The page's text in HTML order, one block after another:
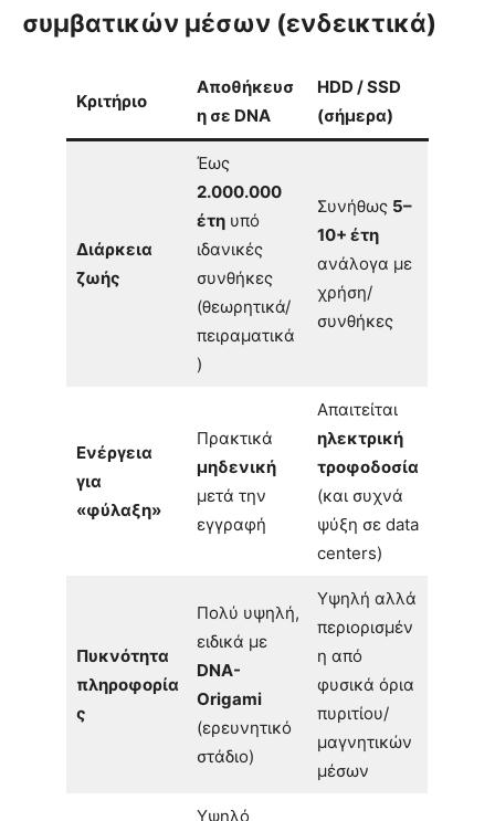
συμβατικών μέσων (ενδεικτικά)
Κριτήριο
Αποθήκευσ
η σε DNA
HDD / SSD
(σήμερα)
Διάρκεια
ζωής
Έως
2.000.000
έτηυπό
ιδανικές
συνθήκες
(θεωρητικά/
πειραματικά
)
Συνήθως 5–
10+ έτη
ανάλογα με
χρήση/
συνθήκες
Ενέργεια
για
«φύλαξη»
Πρακτικά
μηδενική
μετά την
εγγραφή
Απαιτείται
ηλεκτρική
τροφοδοσία
(και συχνά
ψύξη σε data
centers)
Πυκνότητα
πληροφορία
ς
Πολύ υψηλή,
ειδικά με
DNA-
Origami
(ερευνητικό
στάδιο)
Υψηλή αλλά
περιορισμέν
η από
φυσικά όρια
πυριτίου/
μαγνητικών
μέσων
Υψηλό